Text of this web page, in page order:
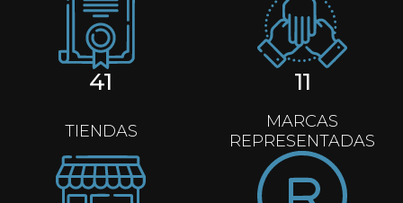
41
TIENDAS
11
MARCAS
REPRESENTADAS